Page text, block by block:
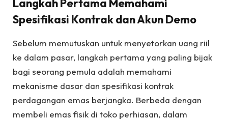
Langkah Pertama Memahami
Spesifikasi Kontrak dan Akun Demo
Sebelum memutuskan untuk menyetorkan uang riil
ke dalam pasar, langkah pertama yang paling bijak
bagi seorang pemula adalah memahami
mekanisme dasar dan spesifikasi kontrak
perdagangan emas berjangka. Berbeda dengan
membeli emas fisik di toko perhiasan, dalam